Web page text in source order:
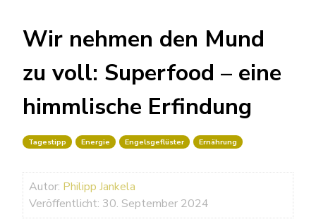
Wir nehmen den Mund
zu voll: Superfood – eine
himmlische Erfindung
Tagestipp Energie Engelsgeflüster Ernährung
Autor: Philipp Jankela
Veröffentlicht: 30. September 2024